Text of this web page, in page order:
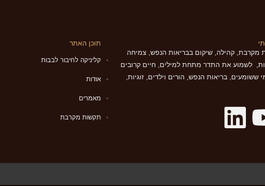
מקרבת, קהילה, שיקום בבריאות הנפש, צמיחה
לשמוע את התדר מתחת למילים, חיים קרובים
ששומעים, בריאות הנפש, הורים וילדים, זוגיות,
תוכן האתר
קליניקה לחיבור לבבות
אודות
מאמרים
תקשות מקרבת